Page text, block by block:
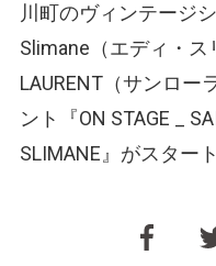
川町のヴィンテージ
Slimane（エディ・
LAURENT（サンロー
ント『ON STAGE _
SLIMANE』がスター